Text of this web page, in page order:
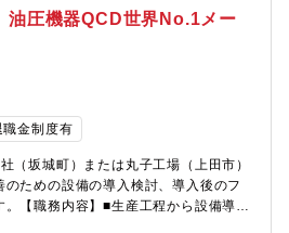
術力・開発力：製品開発は技術開発
スタッフが参画してプロジェクトを結
部の研究機関、メーカー等との共同
立、調整、検査まで一貫して生産す
厳格に行われ、高品質・低コストな製
久力高く適切な音量を出し続ける製品
ます。
油圧機器QCD世界No.1メー
職金制度有
（坂城町）または丸子工場（上田市）
ための設備の導入検討、導入後のフ
。【職務内容】■生産工程から設備導入